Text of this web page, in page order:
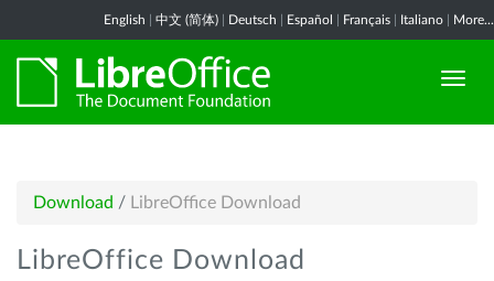
English 中文 (简体) Deutsch Español Français Italiano More...
Download / LibreOffice Download
LibreOffice Download